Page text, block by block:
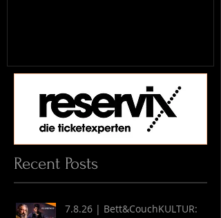
Recent Posts
7.8.26 | Bett&CouchKULTUR: